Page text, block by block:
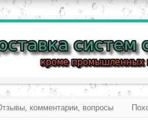
комментарии, вопросы